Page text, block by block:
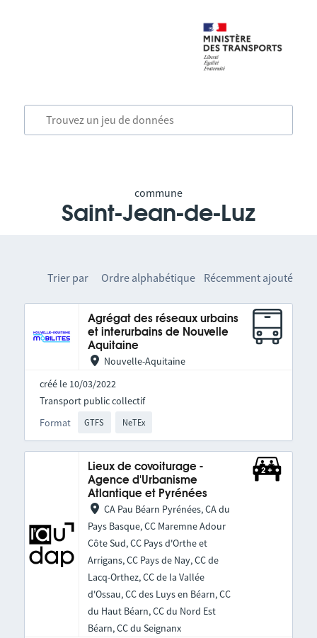
commune
Saint-Jean-de-Luz
Trier par Ordre alphabétique Récemment ajouté
Agrégat des réseaux urbains
et interurbains de Nouvelle
Aquitaine
Nouvelle-Aquitaine
créé le 10/03/2022
Format GTFS NeTEx
Transport public collectif
Lieux de covoiturage -
Agence d'Urbanisme
Atlantique et Pyrénées
CA Pau Béarn Pyrénées, CA du
Pays Basque, CC Maremne Adour
Côte Sud, CC Pays d'Orthe et
Arrigans, CC Pays de Nay, CC de
Lacq-Orthez, CC de la Vallée
d'Ossau, CC des Luys en Béarn, CC
du Haut Béarn, CC du Nord Est
Béarn, CC du Seignanx